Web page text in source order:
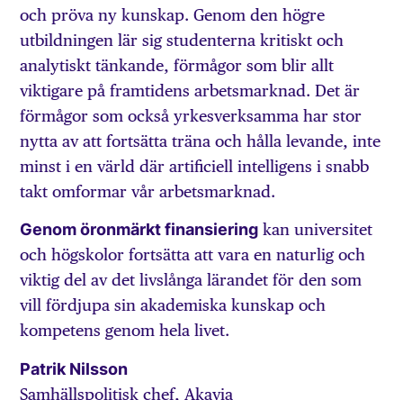
och pröva ny kunskap. Genom den högre
utbildningen lär sig studenterna kritiskt och
analytiskt tänkande, förmågor som blir allt
viktigare på framtidens arbetsmarknad. Det är
förmågor som också yrkesverksamma har stor
nytta av att fortsätta träna och hålla levande, inte
minst i en värld där artificiell intelligens i snabb
takt omformar vår arbetsmarknad.
Genom öronmärkt finansiering kan universitet
och högskolor fortsätta att vara en naturlig och
viktig del av det livslånga lärandet för den som
vill fördjupa sin akademiska kunskap och
kompetens genom hela livet.
Patrik Nilsson
Samhällspolitisk chef, Akavia